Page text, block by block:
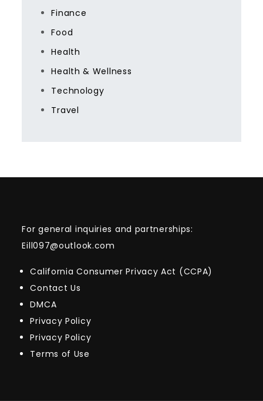
Finance
Food
Health
Health & Wellness
Technology
Travel
For general inquiries and partnerships:
Eill097@outlook.com
California Consumer Privacy Act (CCPA)
Contact Us
DMCA
Privacy Policy
Privacy Policy
Terms of Use